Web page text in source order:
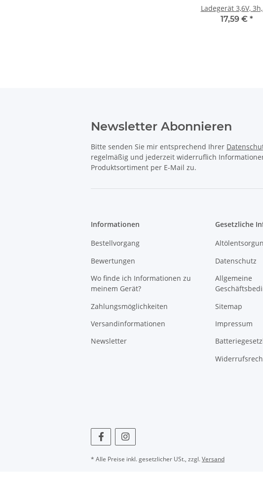
Ladegerät 3,6V,
17,59 € *
Newsletter Abonnieren
Bitte senden Sie mir entsprechend Ihrer
regelmäßig und jederzeit widerruflich
Produktsortiment per E-Mail zu.
Informationen
Bestellvorgang
Bewertungen
Wo finde ich Informationen zu
meinem Gerät?
Zahlungsmöglichkeiten
Versandinformationen
Newsletter
Gesetzliche
Datenschutz
Allgemeine
Sitemap
Impressum
* Alle Preise inkl. gesetzlicher USt., zzgl.Versand